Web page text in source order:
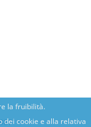
la fruibilità.
dei cookie e alla relativa